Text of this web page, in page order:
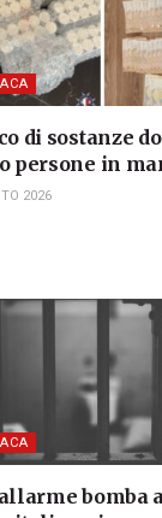
di sostanze
persone in
2026
bomba